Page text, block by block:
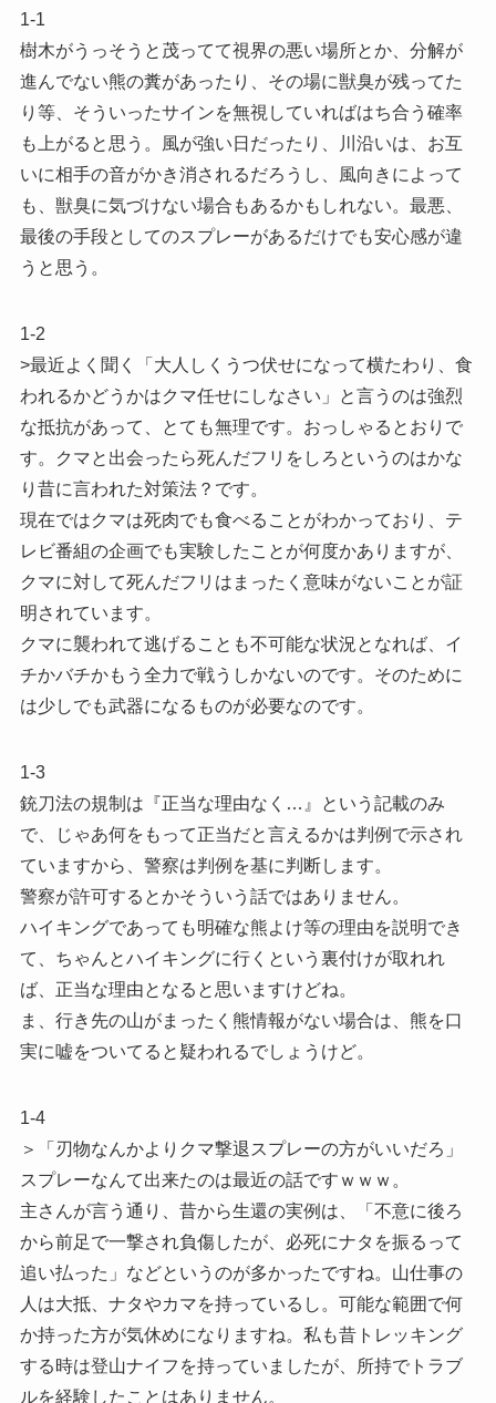
1-1
樹木がうっそうと茂ってて視界の悪い場所とか、分解が
進んでない熊の糞があったり、その場に獣臭が残ってた
り等、そういったサインを無視していればはち合う確率
も上がると思う。風が強い日だったり、川沿いは、お互
いに相手の音がかき消されるだろうし、風向きによって
も、獣臭に気づけない場合もあるかもしれない。最悪、
最後の手段としてのスプレーがあるだけでも安心感が違
うと思う。
1-2
>最近よく聞く「大人しくうつ伏せになって横たわり、食
われるかどうかはクマ任せにしなさい」と言うのは強烈
な抵抗があって、とても無理です。おっしゃるとおりで
す。クマと出会ったら死んだフリをしろというのはかな
り昔に言われた対策法？です。
現在ではクマは死肉でも食べることがわかっており、テ
レビ番組の企画でも実験したことが何度かありますが、
クマに対して死んだフリはまったく意味がないことが証
明されています。
クマに襲われて逃げることも不可能な状況となれば、イ
チかバチかもう全力で戦うしかないのです。そのために
は少しでも武器になるものが必要なのです。
1-3
銃刀法の規制は『正当な理由なく…』という記載のみ
で、じゃあ何をもって正当だと言えるかは判例で示され
ていますから、警察は判例を基に判断します。
警察が許可するとかそういう話ではありません。
ハイキングであっても明確な熊よけ等の理由を説明でき
て、ちゃんとハイキングに行くという裏付けが取れれ
ば、正当な理由となると思いますけどね。
ま、行き先の山がまったく熊情報がない場合は、熊を口
実に嘘をついてると疑われるでしょうけど。
1-4
＞「刃物なんかよりクマ撃退スプレーの方がいいだろ」
スプレーなんて出来たのは最近の話ですｗｗｗ。
主さんが言う通り、昔から生還の実例は、「不意に後ろ
から前足で一撃され負傷したが、必死にナタを振るって
追い払った」などというのが多かったですね。山仕事の
人は大抵、ナタやカマを持っているし。可能な範囲で何
か持った方が気休めになりますね。私も昔トレッキング
する時は登山ナイフを持っていましたが、所持でトラブ
ルを経験したことはありません。